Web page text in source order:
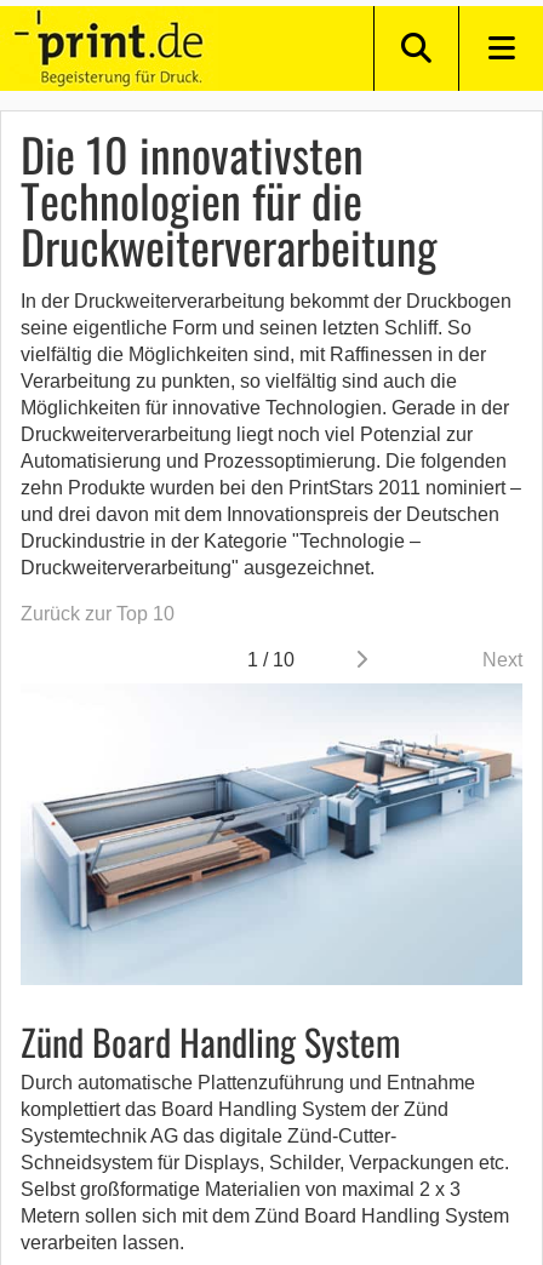
Die 10 innovativsten
Technologien für die
Druckweiterverarbeitung
In der Druckweiterverarbeitung bekommt der Druckbogen
seine eigentliche Form und seinen letzten Schliff. So
vielfältig die Möglichkeiten sind, mit Raffinessen in der
Verarbeitung zu punkten, so vielfältig sind auch die
Möglichkeiten für innovative Technologien. Gerade in der
Druckweiterverarbeitung liegt noch viel Potenzial zur
Automatisierung und Prozessoptimierung. Die folgenden
zehn Produkte wurden bei den PrintStars 2011 nominiert –
und drei davon mit dem Innovationspreis der Deutschen
Druckindustrie in der Kategorie "Technologie –
Druckweiterverarbeitung" ausgezeichnet.
Zurück zur Top 10
1 / 10 Next
Zünd Board Handling System
Durch automatische Plattenzuführung und Entnahme
komplettiert das Board Handling System der Zünd
Systemtechnik AG das digitale Zünd-Cutter-
Schneidsystem für Displays, Schilder, Verpackungen etc.
Selbst großformatige Materialien von maximal 2 x 3
Metern sollen sich mit dem Zünd Board Handling System
verarbeiten lassen.